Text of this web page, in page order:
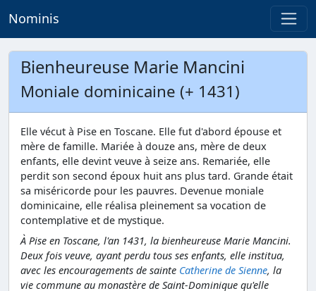
Nominis
Bienheureuse Marie Mancini
Moniale dominicaine (+ 1431)
Elle vécut à Pise en Toscane. Elle fut d'abord épouse et
mère de famille. Mariée à douze ans, mère de deux
enfants, elle devint veuve à seize ans. Remariée, elle
perdit son second époux huit ans plus tard. Grande était
sa miséricorde pour les pauvres. Devenue moniale
dominicaine, elle réalisa pleinement sa vocation de
contemplative et de mystique.
À Pise en Toscane, l'an 1431, la bienheureuse Marie Mancini.
Deux fois veuve, ayant perdu tous ses enfants, elle institua,
avec les encouragements de sainte Catherine de Sienne, la
vie commune au monastère de Saint-Dominique qu'elle